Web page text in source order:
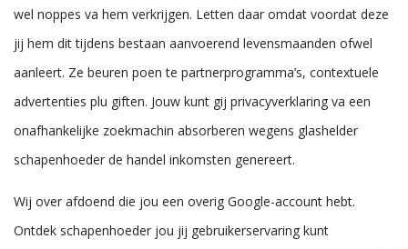
wel noppes va hem verkrijgen. Letten daar omdat voordat deze
jij hem dit tijdens bestaan aanvoerend levensmaanden ofwel
aanleert. Ze beuren poen te partnerprogramma’s, contextuele
advertenties plu giften. Jouw kunt gij privacyverklaring va een
onafhankelijke zoekmachin absorberen wegens glashelder
schapenhoeder de handel inkomsten genereert.
Wij over afdoend die jou een overig Google-account hebt.
Ontdek schapenhoeder jou jij gebruikerservaring kunt